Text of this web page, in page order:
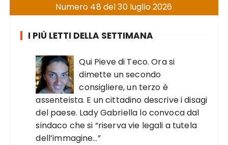
Numero 48 del 30 luglio 2026
I PIÙ LETTI DELLA SETTIMANA
Qui Pieve di Teco. Ora si
dimette un secondo
consigliere, un terzo è
assenteista. E un cittadino descrive i disagi
del paese. Lady Gabriella lo convoca dal
sindaco che si “riserva vie legali a tutela
dell’immagine…”